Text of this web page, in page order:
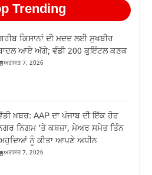
Trending
ਕਿਸਾਨਾਂ ਦੀ ਮਦਦ ਲਈ ਸੁਖਬੀਰ
ਆਏ ਅੱਗੇ; ਵੰਡੀ 200 ਕੁਇੰਟਲ ਕਣਕ
ਅਗਸਤ 7, 2026
ਖ਼ਬਰ: AAP ਦਾ ਪੰਜਾਬ ਦੀ ਇੱਕ ਹੋਰ
ਨਿਗਮ ‘ਤੇ ਕਬਜ਼ਾ, ਮੇਅਰ ਸਮੇਤ ਤਿੰਨ
ਨੂੰ ਕੀਤਾ ਆਪਣੇ ਅਧੀਨ
ਅਗਸਤ 7, 2026